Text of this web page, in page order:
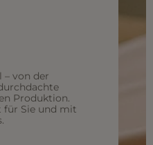
– von der
Produktion.
Sie und mit